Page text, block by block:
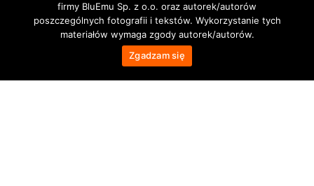
firmy BluEmu Sp. z o.o. oraz autorek/autorów
poszczególnych fotografii i tekstów. Wykorzystanie tych
materiałów wymaga zgody autorek/autorów.
Zgadzam się